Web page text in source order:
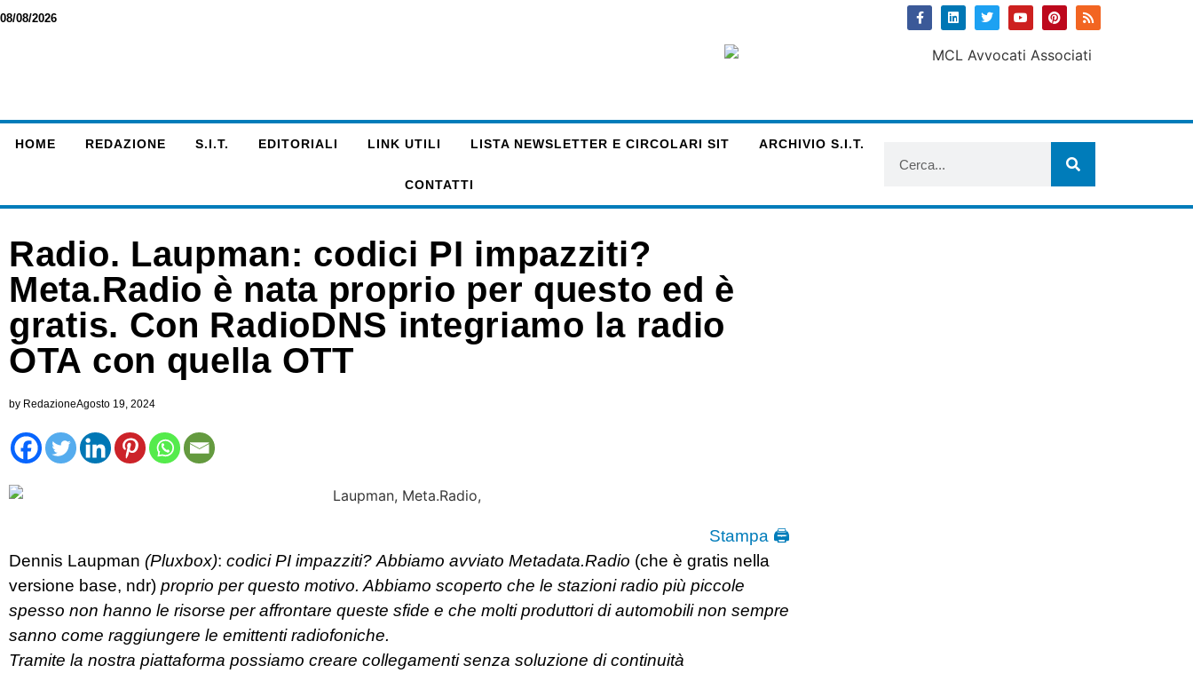
08/08/2026
HOME REDAZIONE S.I.T. EDITORIALI LINK UTILI LISTA NEWSLETTER E CIRCOLARI SIT ARCHIVIO S.I.T.
CONTATTI
Radio. Laupman: codici PI impazziti?
Meta.Radio è nata proprio per questo ed è
gratis. Con RadioDNS integriamo la radio
OTA con quella OTT
by RedazioneAgosto 19, 2024
Stampa 🖨
Dennis Laupman (Pluxbox): codici PI impazziti? Abbiamo avviato Metadata.Radio (che è gratis nella
versione base, ndr) proprio per questo motivo. Abbiamo scoperto che le stazioni radio più piccole
spesso non hanno le risorse per affrontare queste sfide e che molti produttori di automobili non sempre
sanno come raggiungere le emittenti radiofoniche.
Tramite la nostra piattaforma possiamo creare collegamenti senza soluzione di continuità